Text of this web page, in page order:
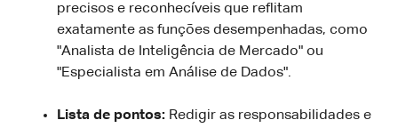
precisos e reconhecíveis que reflitam
exatamente as funções desempenhadas, como
"Analista de Inteligência de Mercado" ou
"Especialista em Análise de Dados".
Lista de pontos: Redigir as responsabilidades e